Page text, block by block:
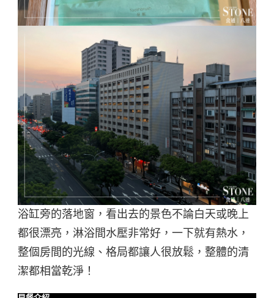
浴缸旁的落地窗，看出去的景色不論白天或晚上
都很漂亮，淋浴間水壓非常好，一下就有熱水，
整個房間的光線、格局都讓人很放鬆，整體的清
潔都相當乾淨！